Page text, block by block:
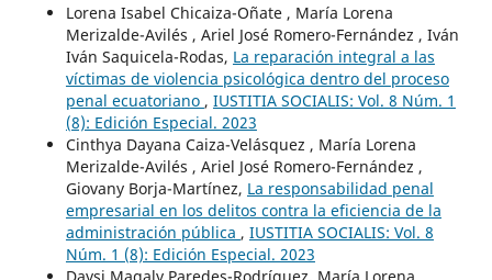
Lorena Isabel Chicaiza-Oñate , María Lorena
Merizalde-Avilés , Ariel José Romero-Fernández , Iván
Iván Saquicela-Rodas, La reparación integral a las
víctimas de violencia psicológica dentro del proceso
penal ecuatoriano , IUSTITIA SOCIALIS: Vol. 8 Núm. 1
(8): Edición Especial. 2023
Cinthya Dayana Caiza-Velásquez , María Lorena
Merizalde-Avilés , Ariel José Romero-Fernández ,
Giovany Borja-Martínez, La responsabilidad penal
empresarial en los delitos contra la eficiencia de la
administración pública , IUSTITIA SOCIALIS: Vol. 8
Núm. 1 (8): Edición Especial. 2023
Daysi Magaly Paredes-Rodríguez, María Lorena